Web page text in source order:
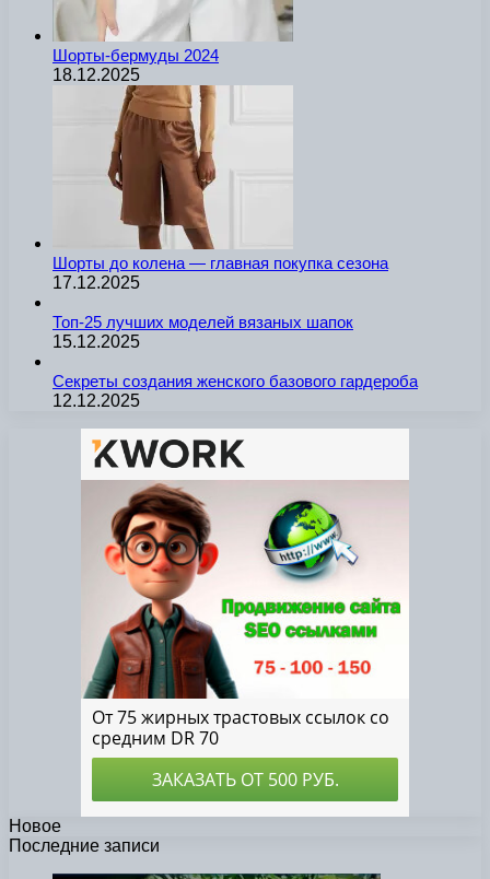
Шорты-бермуды 2024
18.12.2025
Шорты до колена — главная покупка сезона
17.12.2025
Топ-25 лучших моделей вязаных шапок
15.12.2025
Секреты создания женского базового гардероба
12.12.2025
Новое
Последние записи